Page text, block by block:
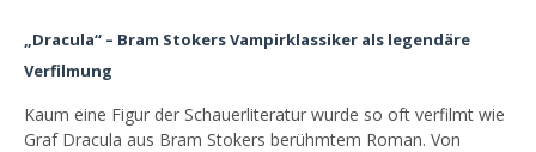
„Dracula“ – Bram Stokers Vampirklassiker als legendäre
Verfilmung
Kaum eine Figur der Schauerliteratur wurde so oft verfilmt wie
Graf Dracula aus Bram Stokers berühmtem Roman. Von